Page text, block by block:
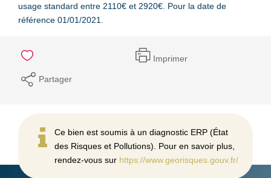
usage standard entre 2110€ et 2920€. Pour la date de
référence 01/01/2021.
Imprimer
Partager
Ce bien est soumis à un diagnostic ERP (État
des Risques et Pollutions). Pour en savoir plus,
rendez-vous sur https://www.georisques.gouv.fr/